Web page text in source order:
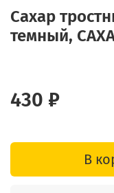
Сахар
темный,
430 ₽
В